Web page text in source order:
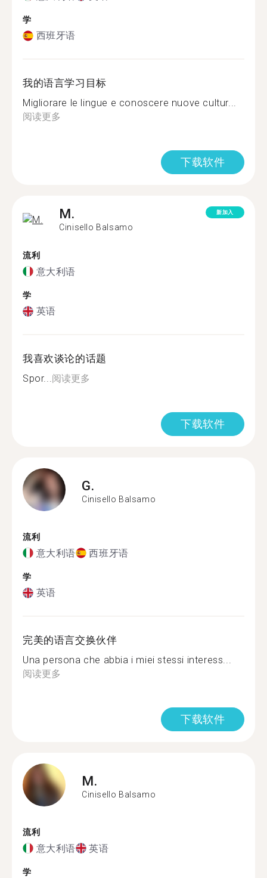
学
西班牙语
我的语言学习目标
Migliorare le lingue e conoscere nuove cultur...
阅读更多
下载软件
M.
Cinisello Balsamo
新加入
流利
意大利语
学
英语
我喜欢谈论的话题
Spor...阅读更多
下载软件
G.
Cinisello Balsamo
流利
意大利语 西班牙语
学
英语
完美的语言交换伙伴
Una persona che abbia i miei stessi interess...
阅读更多
下载软件
M.
Cinisello Balsamo
流利
意大利语 英语
学